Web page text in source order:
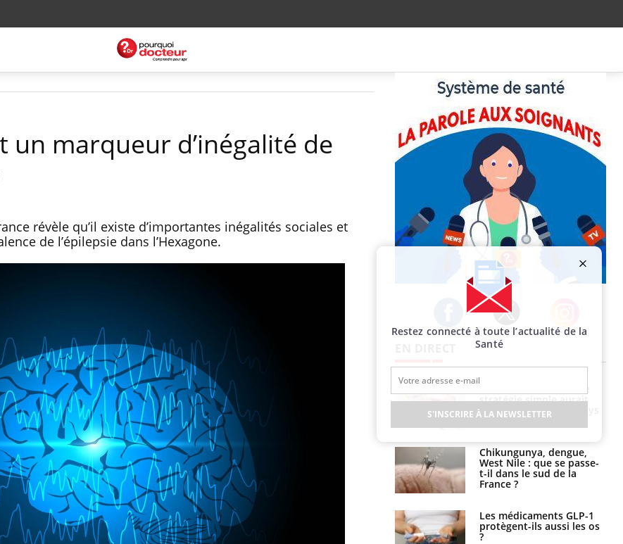
un marqueur d’inégalité de
révèle qu’il existe d’importantes inégalités sociales et
de l’épilepsie dans l’Hexagone.
Facebook Twitter Instagram
Comment éviter une otite
pendant les vacances ?
Hantavirus : un cas
détecté chez un touriste
en France
Mortalité infantile : un
rapport s’interroge sur
son taux élevé en France
stratégie simple aurait
changé la donne au Pays
basque
Chikungunya, dengue,
West Nile : que se passe-
t-il dans le sud de la
France ?
Les médicaments GLP-1
protègent-ils aussi les os
?
Restez connecté à toute l’actualité de la
Santé
S'INSCRIRE À LA NEWSLETTER